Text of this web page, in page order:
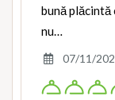
bună plăcintă
nu…
07/11/